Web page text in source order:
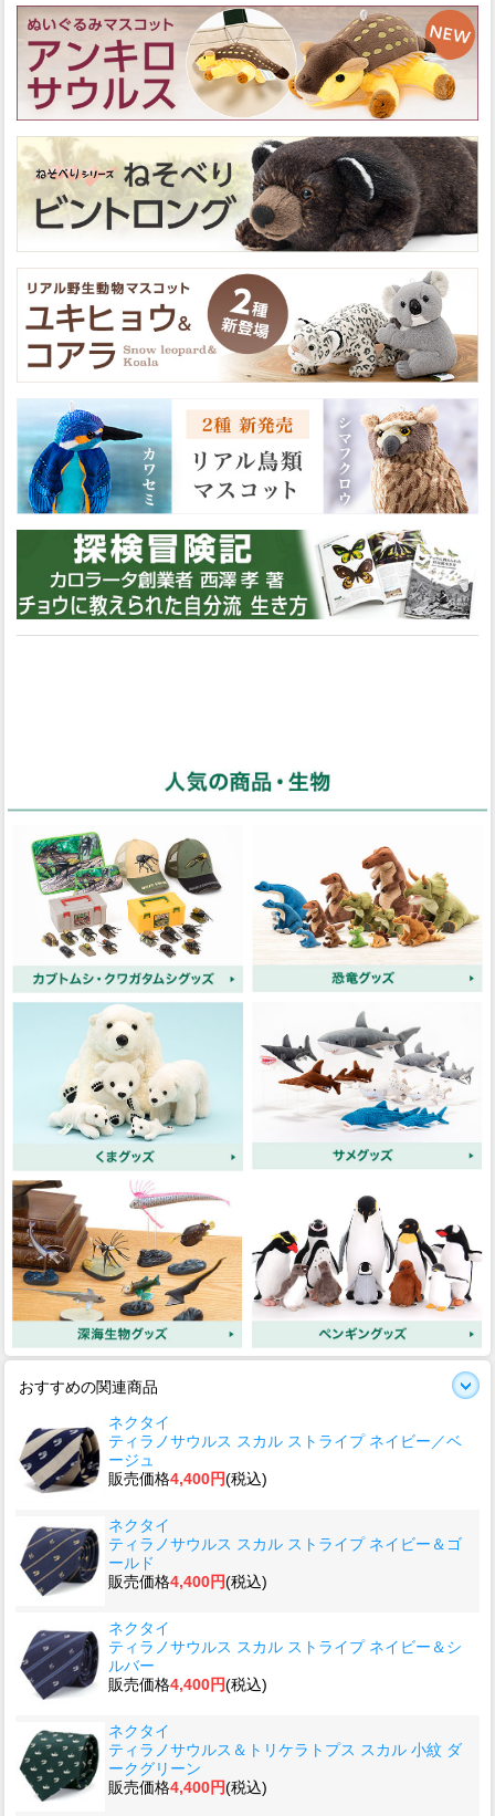
おすすめの関連商品
ネクタイ
ティラノサウルス スカル ストライプ ネイビー／ベ
ージュ
販売価格4,400円(税込)
ネクタイ
ティラノサウルス スカル ストライプ ネイビー＆ゴ
ールド
販売価格4,400円(税込)
ネクタイ
ティラノサウルス スカル ストライプ ネイビー＆シ
ルバー
販売価格4,400円(税込)
ネクタイ
ティラノサウルス＆トリケラトプス スカル 小紋 ダ
ークグリーン
販売価格4,400円(税込)